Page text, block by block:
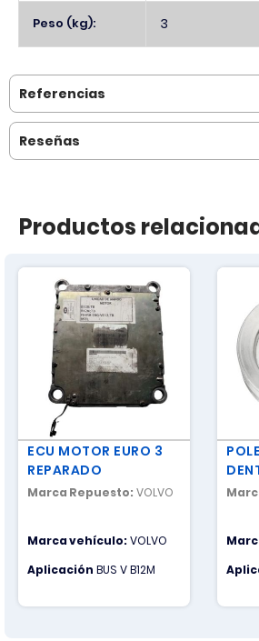
Peso (kg): 3
Referencias
Reseñas
Productos
ECU MOTOR EURO 3
REPARADO
Marca Repuesto: VOLVO
Marca vehículo:VOLVO
Aplicación BUS V B12M